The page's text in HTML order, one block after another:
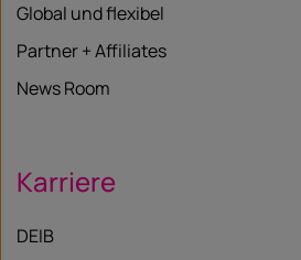
Global und flexibel
Partner + Affiliates
News Room
Karriere
DEIB